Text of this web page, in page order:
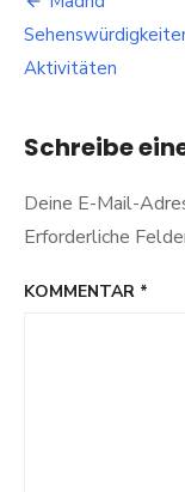
Aktivitäten
Schreibe
Deine E-Mail-
Erforderliche
KOMMENTAR *